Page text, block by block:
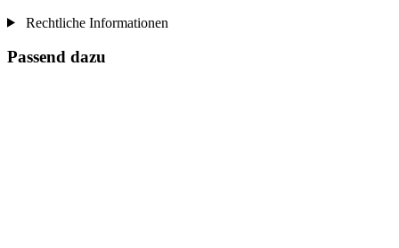
Rechtliche Informationen
Passend dazu